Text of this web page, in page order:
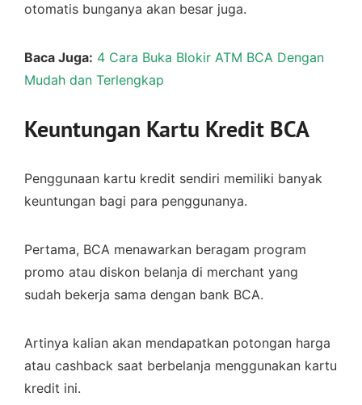
otomatis bunganya akan besar juga.
Baca Juga: 4 Cara Buka Blokir ATM BCA Dengan
Mudah dan Terlengkap
Keuntungan Kartu Kredit BCA
Penggunaan kartu kredit sendiri memiliki banyak
keuntungan bagi para penggunanya.
Pertama, BCA menawarkan beragam program
promo atau diskon belanja di merchant yang
sudah bekerja sama dengan bank BCA.
Artinya kalian akan mendapatkan potongan harga
atau cashback saat berbelanja menggunakan kartu
kredit ini.